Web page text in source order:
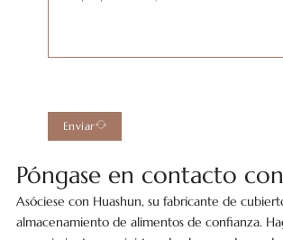
Póngase en contacto
Asóciese con Huashun, su fabricante de
almacenamiento de alimentos de confianza.
Enviar